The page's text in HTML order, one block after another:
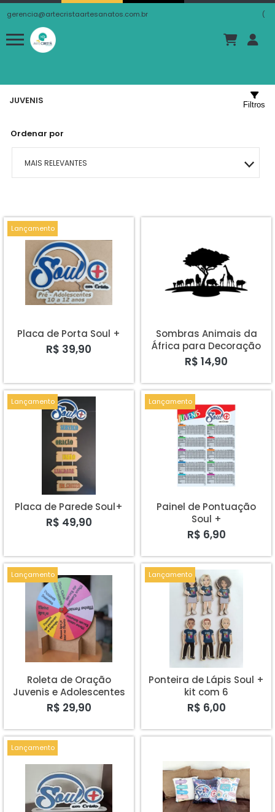
gerencia@artecristaartesanatos.com.br (
JUVENIS
Ordenar por
MAIS RELEVANTES
MENOR PREÇO
MAIOR PREÇO
A - Z
Filtros
Lançamento
Placa de Porta Soul +
R$ 39,90
Sombras Animais da
África para Decoração
de Parede
R$ 14,90
Lançamento
Placa de Parede Soul+
R$ 49,90
Lançamento
Painel de Pontuação
Soul +
R$ 6,90
Lançamento
Roleta de Oração
Juvenis e Adolescentes
R$ 29,90
Lançamento
Ponteira de Lápis Soul +
kit com 6
R$ 6,00
Lançamento